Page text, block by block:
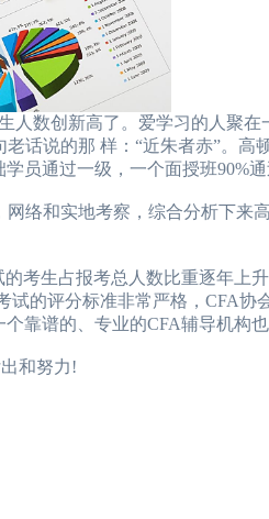
数创新高了。爱学习的人聚在
话说的那 样：“近朱者赤”。高
员通过一级，一个面授班90%
和实地考察，综合分析下来
生占报考总人数比重逐年上升
试的评分标准非常严格，CFA
靠谱的、专业的CFA辅导机构也
和努力!